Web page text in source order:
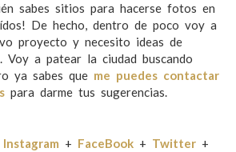
sabes sitios para hacerse fotos en
De hecho, dentro de poco voy a
proyecto y necesito ideas de
Voy a patear la ciudad buscando
ya sabes que me puedes contactar
para darme tus sugerencias.
Instagram + FaceBook + Twitter +